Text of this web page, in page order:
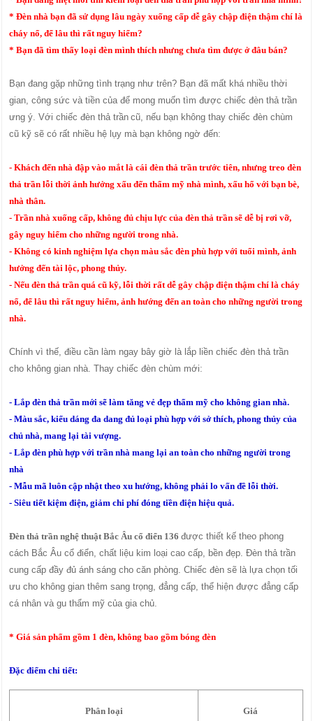
* Đèn nhà bạn đã sử dụng lâu ngày xuống cấp dễ gây chập điện thậm chí là
cháy nổ, để lâu thì rất nguy hiểm?
* Bạn đã tìm thấy loại đèn mình thích nhưng chưa tìm được ở đâu bán?
Bạn đang gặp những tình trạng như trên? Bạn đã mất khá nhiều thời
gian, công sức và tiền của để mong muốn tìm được chiếc đèn thả trần
ưng ý. Với chiếc đèn thả trần cũ, nếu bạn không thay chiếc đèn chùm
cũ kỹ sẽ có rất nhiều hệ lụy mà bạn không ngờ đến:
- Khách đến nhà đập vào mắt là cái đèn thả trần trước tiên, nhưng treo đèn
thả trần​ lỗi thời ảnh hưởng xấu đến thẩm mỹ nhà mình, xấu hổ với bạn bè,
nhà thân.
- Trần nhà xuống cấp, không đủ chịu lực của đèn thả trần sẽ dễ bị rơi vỡ,
gây nguy hiểm cho những người trong nhà.
- Không có kinh nghiệm lựa chọn màu sắc đèn phù hợp với tuổi mình, ảnh
hưởng đến tài lộc, phong thủy.
- Nếu đèn thả trần quá cũ kỹ, lỗi thời rất dễ gây chập điện thậm chí là cháy
nổ, để lâu thì rất nguy hiểm, ảnh hướng đến an toàn cho những người trong
nhà.
Chính vì thế, điều cần làm ngay bây giờ là lắp liền chiếc đèn thả trần
cho không gian nhà. Thay chiếc đèn chùm mới:
- Lắp đèn thả trần mới sẽ làm tăng vẻ đẹp thẩm mỹ cho không gian nhà.
- Màu sắc, kiểu dáng đa dang đủ loại phù hợp với sở thích, phong thủy của
chủ nhà, mang lại tài vượng.
- Lắp đèn phù hợp với trần nhà mang lại an toàn cho những người trong
nhà
- Mẫu mã luôn cập nhật theo xu hướng, không phải lo vấn đề lỗi thời.
- Siêu tiết kiệm điện, giảm chi phí đóng tiền điện hiệu quả.
Đèn thả trần nghệ thuật Bắc Âu cổ điển 136được thiết kế theo phong
cách Bắc Âu cổ điển, chất liệu kim loại cao cấp, bền đẹp. Đèn thả trần
cung cấp đầy đủ ánh sáng cho căn phòng. Chiếc đèn sẽ là lựa chọn tối
ưu cho không gian thêm sang trọng, đẳng cấp, thể hiện được đẳng cấp
cá nhân và gu thẩm mỹ của gia chủ.
* Giá sản phẩm gồm 1 đèn, không bao gồm bóng đèn
Đặc điểm chi tiết:
Phân loại Giá